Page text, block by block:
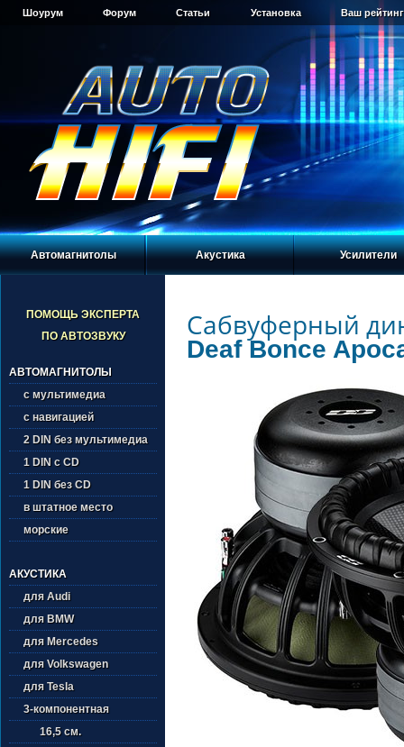
Шоурум Форум Статьи Установка Ваш
Автомагнитолы Акустика Усилители
ПОМОЩЬ ЭКСПЕРТА
ПО АВТОЗВУКУ
АВТОМАГНИТОЛЫ
с мультимедиа
с навигацией
2 DIN без мультимедиа
1 DIN с CD
1 DIN без CD
в штатное место
морские
АКУСТИКА
для Audi
для BMW
для Mercedes
для Volkswagen
для Tesla
3-компонентная
16,5 см.
Сабвуферный
Deaf Bonce